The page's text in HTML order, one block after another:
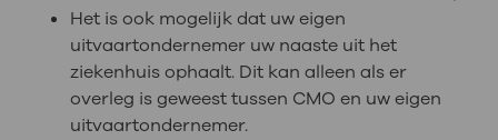
Het is ook mogelijk dat uw eigen
uitvaartondernemer uw naaste uit het
ziekenhuis ophaalt. Dit kan alleen als er
overleg is geweest tussen CMO en uw eigen
uitvaartondernemer.